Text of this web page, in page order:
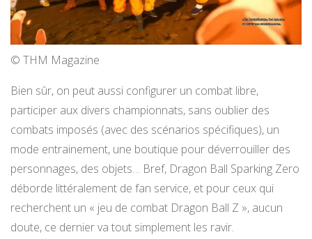
© THM Magazine
Bien sûr, on peut aussi configurer un combat libre,
participer aux divers championnats, sans oublier des
combats imposés (avec des scénarios spécifiques), un
mode entrainement, une boutique pour déverrouiller des
personnages, des objets… Bref, Dragon Ball Sparking Zero
déborde littéralement de fan service, et pour ceux qui
recherchent un « jeu de combat Dragon Ball Z », aucun
doute, ce dernier va tout simplement les ravir.